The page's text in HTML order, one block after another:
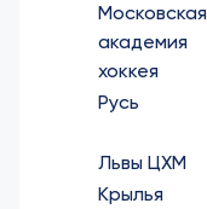
Московская
академия
хоккея
Русь
Львы ЦХМ
Крылья